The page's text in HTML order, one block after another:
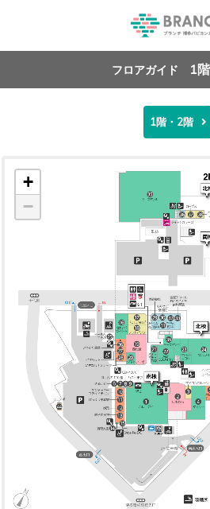
フロアガイド 1
1階・2階
+
−